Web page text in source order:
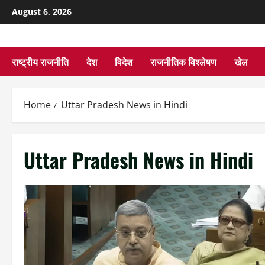
August 6, 2026
राष्ट्रीय राजनीति देश विदेश राजनीतिक विश्लेषण खेल
Home Uttar Pradesh News in Hindi
Uttar Pradesh News in Hindi